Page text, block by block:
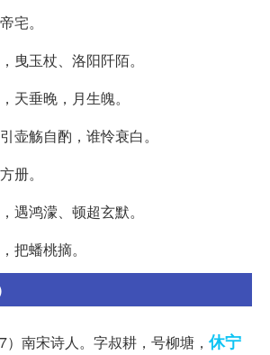
宅。
曳玉杖、洛阳阡陌。
天垂晚，月生魄。
壶觞自酌，谁怜衰白。
册。
遇鸿濛、顿超玄默。
把蟠桃摘。
南宋诗人。字叔耕，号柳塘， 休宁